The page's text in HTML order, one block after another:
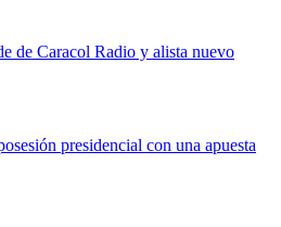
de Caracol Radio y alista nuevo
presidencial con una apuesta